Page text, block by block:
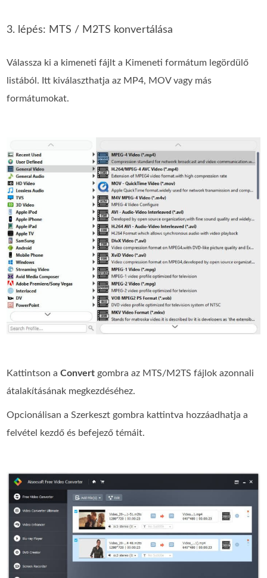
3. lépés: MTS / M2TS konvertálása
Válassza ki a kimeneti fájlt a Kimeneti formátum legördülő
listából. Itt kiválaszthatja az MP4, MOV vagy más
formátumokat.
Kattintson aConvert gombra az MTS/M2TS fájlok azonnali
átalakításának megkezdéséhez.
Opcionálisan a Szerkeszt gombra kattintva hozzáadhatja a
felvétel kezdő és befejező témáit.